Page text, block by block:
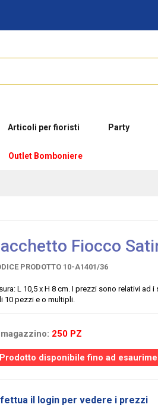
Articoli per fioristi Party
Outlet Bomboniere
Fiocco
PRODOTTO 10-A1401/36
L 10,5 x H 8 cm. I prezzi sono relativi ad
10 pezzi e o multipli.
magazzino: 250 PZ
Prodotto disponibile fino ad
il login per vedere i prezzi